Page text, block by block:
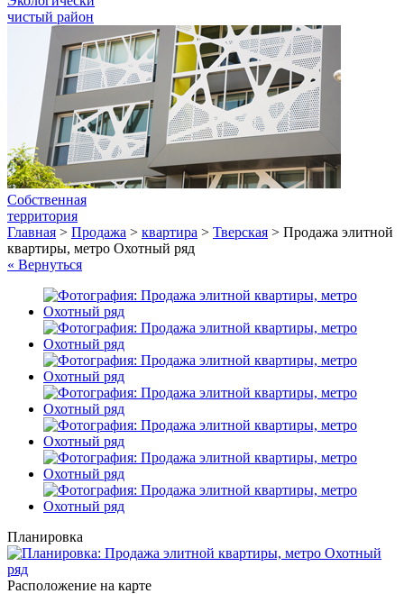
чистый район
Собственная
территория
Главная > Продажа > квартира > Тверская > Продажа элитной
квартиры, метро Охотный ряд
« Вернуться
Планировка
Расположение на карте